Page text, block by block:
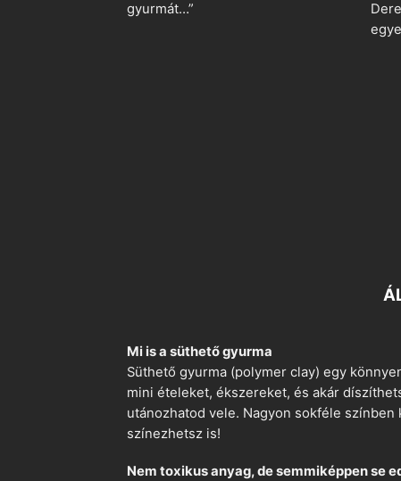
gyurmát…”
Mi is a süthető gyurma
Süthető gyurma (polymer clay) egy
mini ételeket, ékszereket, és akár
utánozhatod vele. Nagyon sokféle
színezhetsz is!
Nem toxikus anyag, de semmiképpen se